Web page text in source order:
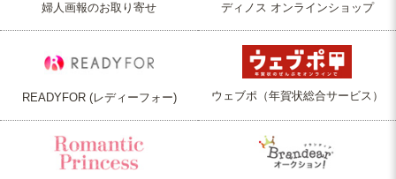
婦人画報のお取り寄せ ディノス オンラインショップ
READYFOR (レディーフォー) ウェブポ（年賀状総合サービス）